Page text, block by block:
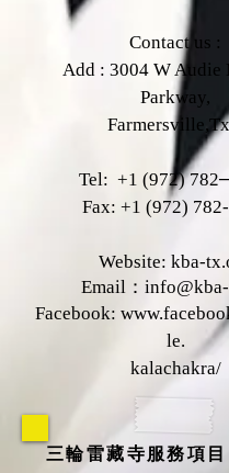
Contact us :
Add : 3004 W Audie
Parkway,
Farmersville,Tx
Tel: +1 (972) 782
Fax: +1 (972)
Website: kba-
Email：
Facebook:
le.
kalachakra/
三輪雷藏寺服務項